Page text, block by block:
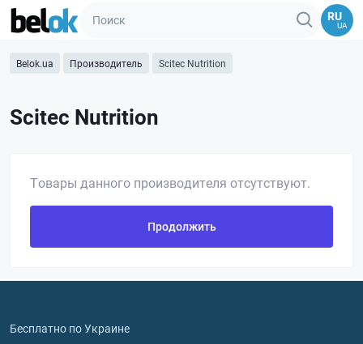
RU
UA
Belok.ua Производитель Scitec Nutrition
Scitec Nutrition
Товары данного производителя отсутствуют.
Продолжить
Бесплатно по Украине